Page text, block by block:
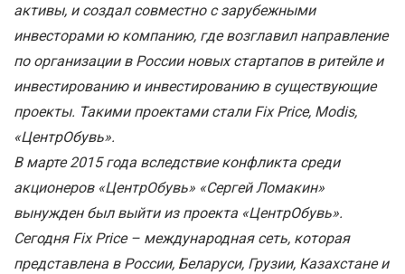
активы, и создал совместно с зарубежными
инвесторами ю компанию, где возглавил направление
по организации в России новых стартапов в ритейле и
инвестированию и инвестированию в существующие
проекты. Такими проектами стали Fix Price, Modis,
«ЦентрОбувь».
В марте 2015 года вследствие конфликта среди
акционеров «ЦентрОбувь» «Сергей Ломакин»
вынужден был выйти из проекта «ЦентрОбувь».
Сегодня Fix Price – международная сеть, которая
представлена в России, Беларуси, Грузии, Казахстане и